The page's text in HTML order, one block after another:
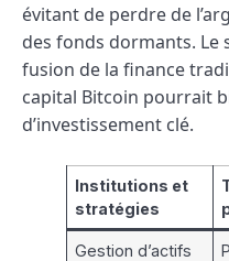
évitant de perdre de
des fonds dormants. Le
fusion de la finance
capital Bitcoin pourrait
d’investissement clé.
Institutions et
stratégies
Gestion d’actifs